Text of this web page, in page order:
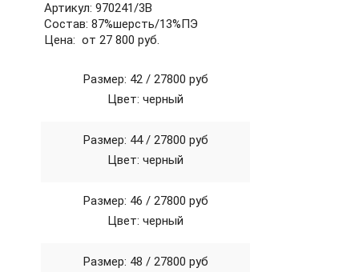
Артикул: 970241/3В
Состав: 87%шерсть/13%ПЭ
Цена: от 27 800 руб.
Размер: 42 / 27800 руб
Цвет: черный
Размер: 44 / 27800 руб
Цвет: черный
Размер: 46 / 27800 руб
Цвет: черный
Размер: 48 / 27800 руб